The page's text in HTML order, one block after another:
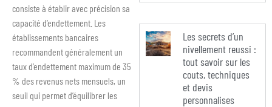
consiste à établir avec précision sa
capacité d’endettement. Les
établissements bancaires
recommandent généralement un
taux d’endettement maximum de 35
% des revenus nets mensuels, un
seuil qui permet d’équilibrer les
Les secrets d’un
nivellement reussi :
tout savoir sur les
couts, techniques
et devis
personnalises